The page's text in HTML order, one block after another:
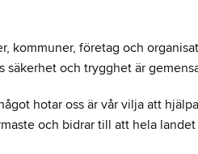
kommuner, företag och
säkerhet och trygghet är
hotar oss är vår vilja att
och bidrar till att hela